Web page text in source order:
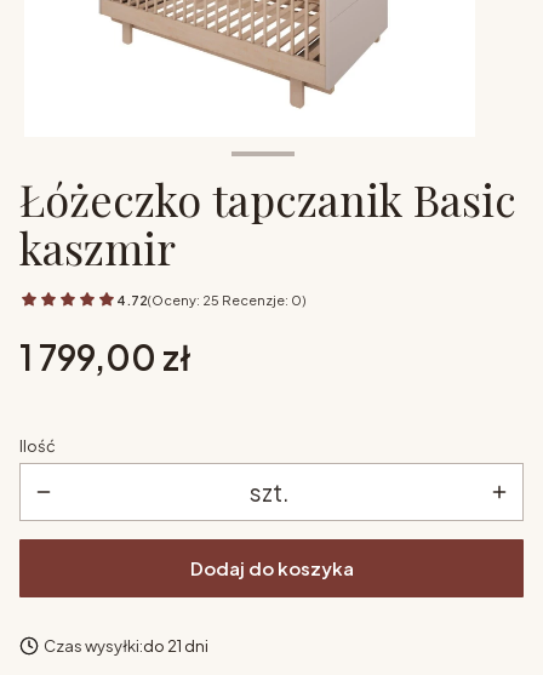
Łóżeczko tapczanik Basic
kaszmir
4.72(Oceny: 25 Recenzje: 0)
Cena
1 799,00 zł
Ilość
szt.
Dodaj do koszyka
Czas wysyłki:do 21 dni